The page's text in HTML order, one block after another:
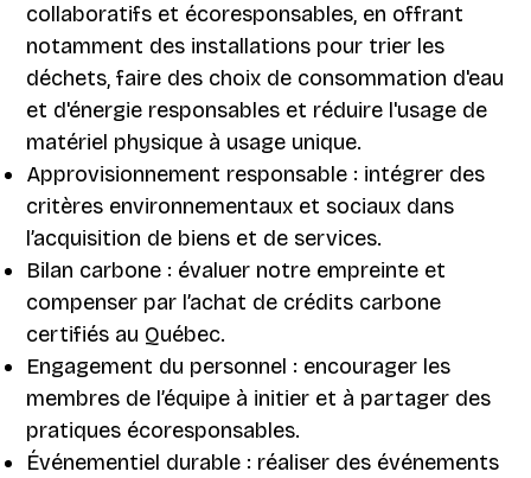
collaboratifs et écoresponsables, en offrant
notamment des installations pour trier les
déchets, faire des choix de consommation d'eau
et d'énergie responsables et réduire l'usage de
matériel physique à usage unique.
Approvisionnement responsable : intégrer des
critères environnementaux et sociaux dans
l’acquisition de biens et de services.
Bilan carbone : évaluer notre empreinte et
compenser par l’achat de crédits carbone
certifiés au Québec.
Engagement du personnel : encourager les
membres de l’équipe à initier et à partager des
pratiques écoresponsables.
Événementiel durable : réaliser des événements